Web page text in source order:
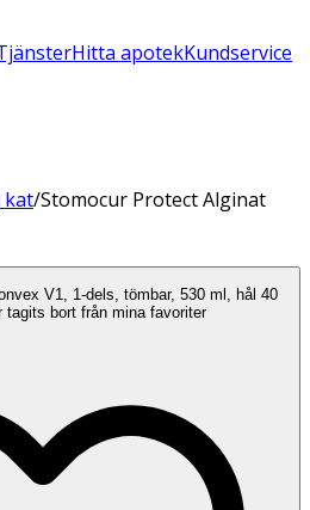
Hitta apotekKundservice
kat/Stomocur Protect Alginat
V1, 1-dels, tömbar, 530 ml, hål 40
bort från mina favoriter